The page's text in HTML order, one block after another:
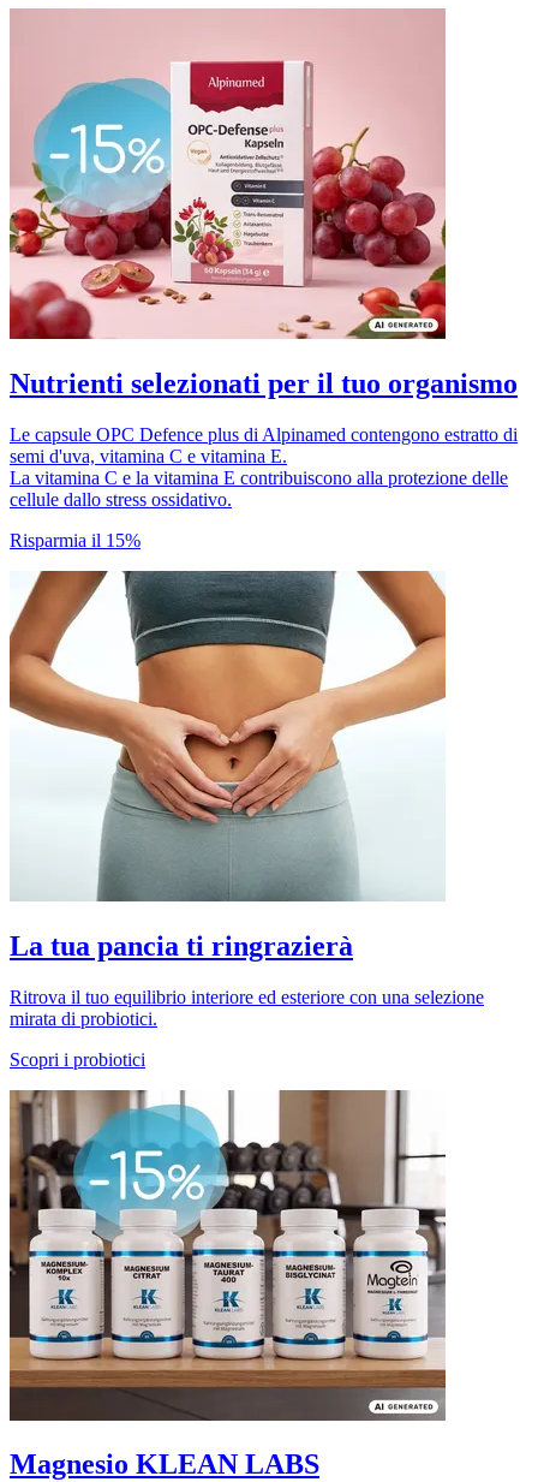
Nutrienti selezionati per il tuo organismo
Le capsule OPC Defence plus di Alpinamed contengono estratto di
semi d'uva, vitamina C e vitamina E.
La vitamina C e la vitamina E contribuiscono alla protezione delle
cellule dallo stress ossidativo.
Risparmia il 15%
La tua pancia ti ringrazierà
Ritrova il tuo equilibrio interiore ed esteriore con una selezione
mirata di probiotici.
Scopri i probiotici
Magnesio KLEAN LABS